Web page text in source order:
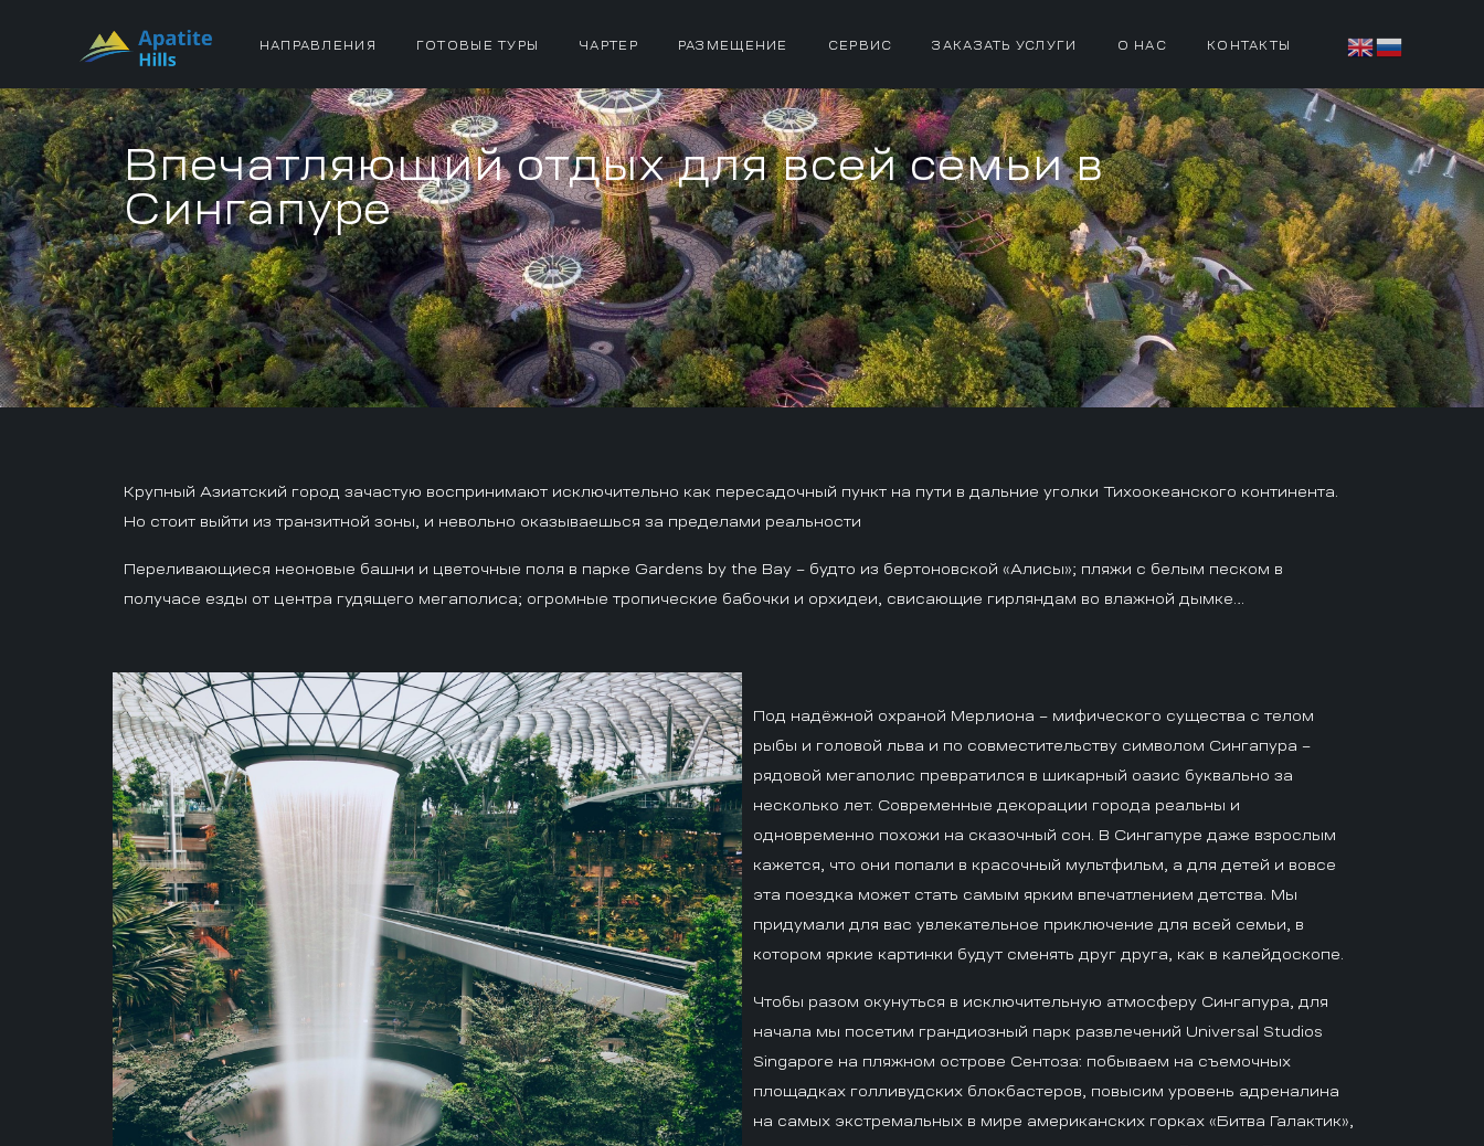
НАПРАВЛЕНИЯ ГОТОВЫЕ ТУРЫ ЧАРТЕР РАЗМЕЩЕНИЕ СЕРВИС ЗАКАЗАТЬ УСЛУГИ О НАС КОНТАКТЫ
Впечатляющий отдых для всей семьи в
Сингапуре
Крупный Азиатский город зачастую воспринимают исключительно как пересадочный пункт на пути в дальние уголки Тихоокеанского континента.
Но стоит выйти из транзитной зоны, и невольно оказываешься за пределами реальности
Переливающиеся неоновые башни и цветочные поля в парке Gardens by the Bay – будто из бертоновской «Алисы»; пляжи с белым песком в
получасе езды от центра гудящего мегаполиса; огромные тропические бабочки и орхидеи, свисающие гирляндам во влажной дымке…
Под надёжной охраной Мерлиона – мифического существа с телом
рыбы и головой льва и по совместительству символом Сингапура –
рядовой мегаполис превратился в шикарный оазис буквально за
несколько лет. Современные декорации города реальны и
одновременно похожи на сказочный сон. В Сингапуре даже взрослым
кажется, что они попали в красочный мультфильм, а для детей и вовсе
эта поездка может стать самым ярким впечатлением детства. Мы
придумали для вас увлекательное приключение для всей семьи, в
котором яркие картинки будут сменять друг друга, как в калейдоскопе.
Чтобы разом окунуться в исключительную атмосферу Сингапура, для
начала мы посетим грандиозный парк развлечений Universal Studios
Singapore на пляжном острове Сентоза: побываем на съемочных
площадках голливудских блокбастеров, повысим уровень адреналина
на самых экстремальных в мире американских горках «Битва Галактик»,